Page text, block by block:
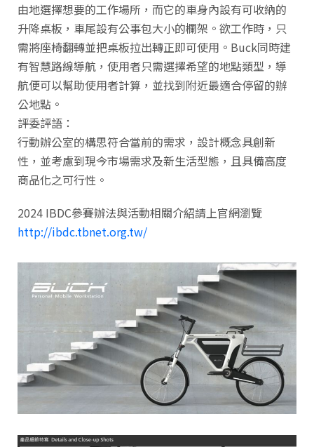
由地選擇想要的工作場所，而它的車身內設有可收納的
升降桌板，車尾設有公事包大小的欄架。欲工作時，只
需將座椅翻轉並把桌板拉出轉正即可使用。Buck同時建
有智慧路線導航，使用者只需選擇希望的地點類型，導
航便可以幫助使用者計算，並找到附近最適合停留的辦
公地點。
評委評語：
行動辦公室的構思符合當前的需求，設計概念具創新
性，並考慮到現今市場需求及新生活型態，且具備高度
商品化之可行性。
2024 IBDC參賽辦法與活動相關介紹請上官網瀏覽
http://ibdc.tbnet.org.tw/